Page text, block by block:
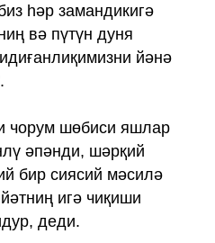
һәр замандикигә
вә пүтүн дуня
йәнә
чорум шөбиси яшлар
әпәнди, шәрқий
бир сиясий мәсилә
игә чиқиши
деди.